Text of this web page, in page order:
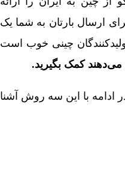
ارسال بارتان به شما یک
چینی خوب است
کمک بگیرید.
ادامه با این سه روش آشنا